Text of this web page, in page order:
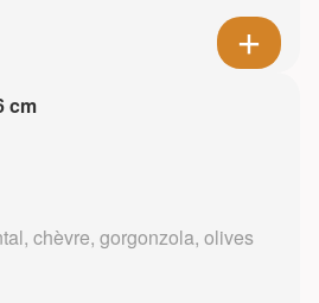
cm
chèvre, gorgonzola, olives